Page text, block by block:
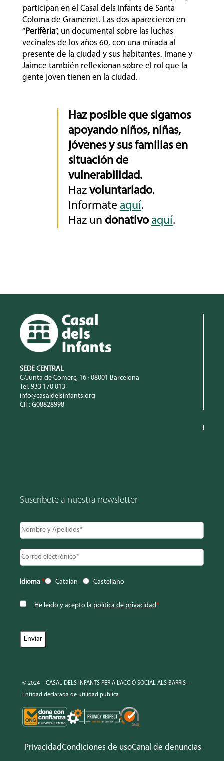
participan en el Casal dels Infants de Santa
Coloma de Gramenet. Las dos aparecieron en
“Perifèria”, un documental sobre las luchas
vecinales de los años 60, con una mirada al
presente de la ciudad y sus habitantes. Imane y
Jaimce también reflexionan sobre el rol que la
gente joven tienen en la ciudad.
Haz posible que sigamos
apoyando niños, niñas,
jóvenes y sus familias en
situación de
vulnerabilidad.
Haz voluntariado.
Informate aquí.
Haz un donativo aquí.
SEDE CENTRAL
C/Junta de Comerç, 16 · 08001 Barcelona
Tel. 933 170 013
info@casaldelsinfants.org
CIF: G08828998
Suscríbete a nuestra newsletter
Idioma * Catalán Castellano
He leído y acepto la política de privacidad*
© 2024 – CASAL DELS INFANTS PER A L’ACCIÓ SOCIAL ALS BARRIS –
Entidad declarada de utilidad pública
PrivacidadCondiciones de usoCanal de denuncias